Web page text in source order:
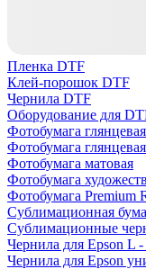
Пленка DTF
Клей-порошок DTF
Чернила DTF
Оборудование для
Фотобумага глянцевая
Фотобумага
Фотобумага матовая
Фотобумага
Фотобумага Premium
Сублимационная
Сублимационные
Чернила для Epson L -
Чернила для Epson